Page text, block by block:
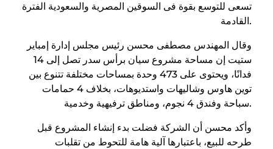
تسعى للتوسع بقوة فى السوقين المصرية والسعودية الفترة
القادمة.
وقال المهندس مصطفى محسن رئيس مجلس إدارة إمباير
ستيت إن مساحة مشروع سيان برأس سدر تصل إلى 14
فدانًا، ويحتوى على 473 وحدة بمساحات مختلفة تتنوع بين
توين هاوس وشاليهات واستديوهات، بخلاف 4 حمامات
سباحة وفندق 4 نجوم، ومناطق ترفيهية وخدمية.
وأكد محسن أن الشركة فضلت بدء إنشاء المشروع قبل
طرحه للبيع، باعتبارها آلية هامة للتحوط من تقلبات